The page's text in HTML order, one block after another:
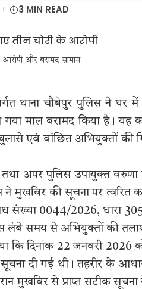
3 MIN READ
आरोपी और बरामद सामान
थाना चौबेपुर पुलिस ने
गया माल बरामद किया है। यह
एवं वांछित अभियुक्तों की
तथा अपर पुलिस उपायुक्त
मुखबिर की सूचना पर त्वरित
संख्या 0044/2026, धारा
लंबे समय से अभियुक्तों की
दिनांक 22 जनवरी 2026 को
सूचना दी गई थी। तहरीर के
मुखबिर से प्राप्त सटीक